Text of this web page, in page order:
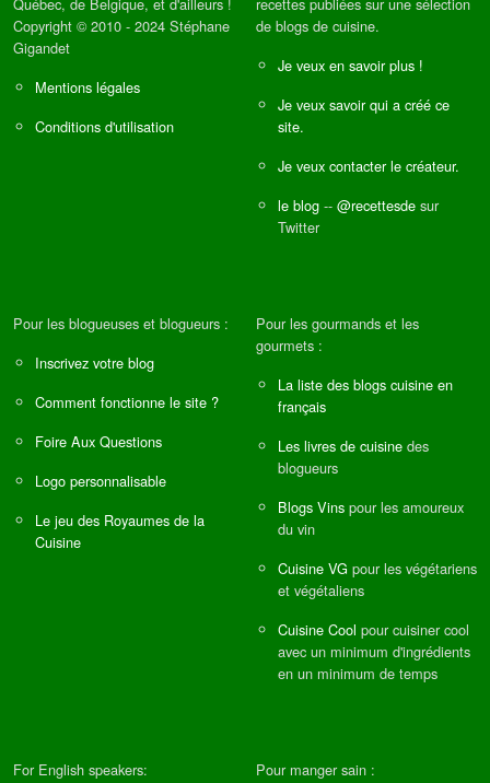
Copyright © 2010 - 2024 Stéphane
Gigandet
Mentions légales
Conditions d'utilisation
de blogs de cuisine.
Je veux en savoir plus !
Je veux savoir qui a créé ce
site.
Je veux contacter le créateur.
le blog -- @recettesde sur
Twitter
Pour les blogueuses et blogueurs :
Inscrivez votre blog
Comment fonctionne le site ?
Foire Aux Questions
Logo personnalisable
Le jeu des Royaumes de la
Cuisine
Pour les gourmands et les
gourmets :
La liste des blogs cuisine en
français
Les livres de cuisine des
blogueurs
Blogs Vins pour les amoureux
du vin
Cuisine VG pour les végétariens
et végétaliens
Cuisine Cool pour cuisiner cool
avec un minimum d'ingrédients
en un minimum de temps
For English speakers: Pour manger sain :